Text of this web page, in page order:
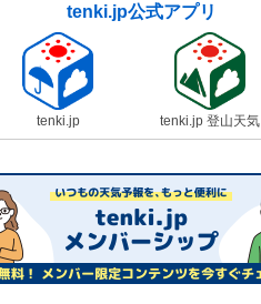
tenki.jp公式アプリ
tenki.jp tenki.jp 登山天気